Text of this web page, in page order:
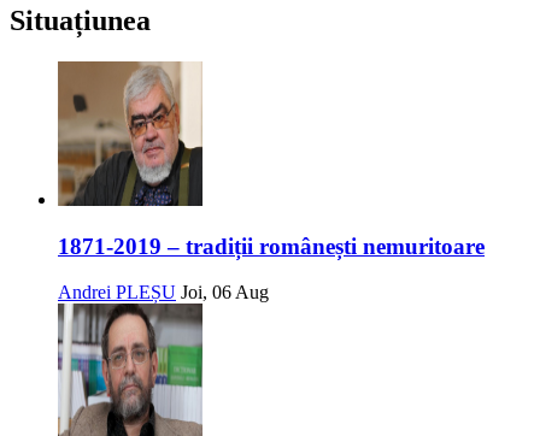
Situațiunea
1871-2019 – tradiții românești nemuritoare
Andrei PLEȘU Joi, 06 Aug